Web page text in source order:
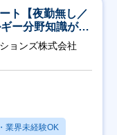
ト【夜勤無し／
ー分野知識が身
ョンズ株式会社
業界未経験OK